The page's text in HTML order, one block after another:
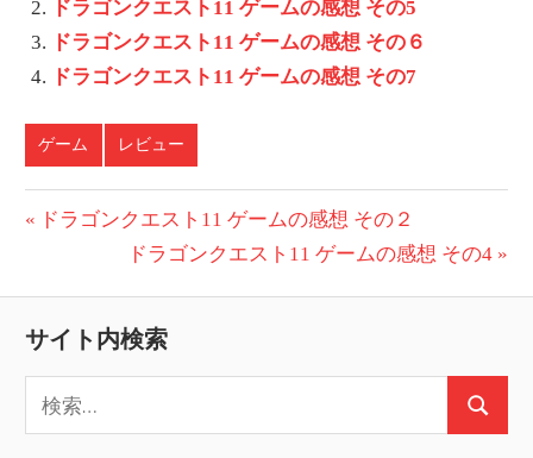
ドラゴンクエスト11 ゲームの感想 その5
ドラゴンクエスト11 ゲームの感想 その６
ドラゴンクエスト11 ゲームの感想 その7
ゲーム レビュー
投
ビ
ゲ
前
ドラゴンクエスト11 ゲームの感想 その２
次
投
稿:
ドラゴンクエスト11 ゲームの感想 その4
サイト内検索
索:
検